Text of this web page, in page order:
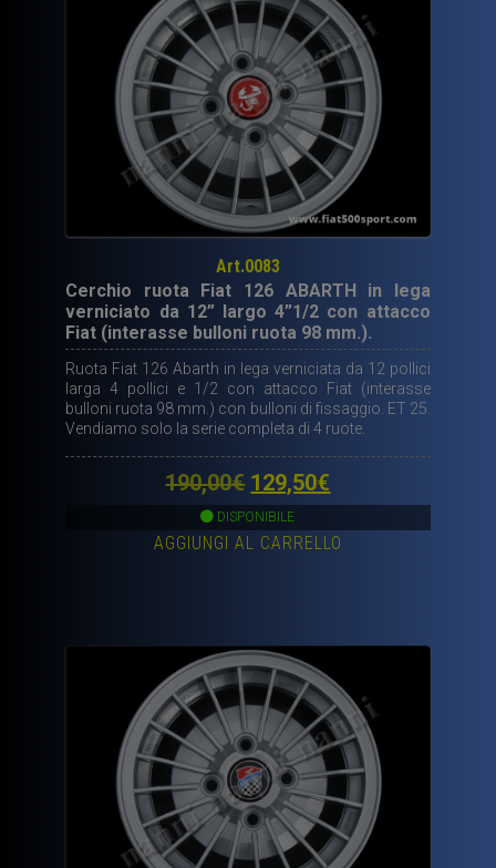
Art.0083
Cerchio ruota Fiat 126 ABARTH in lega
verniciato da 12” largo 4”1/2 con attacco
Fiat (interasse bulloni ruota 98 mm.).
Ruota Fiat 126 Abarth in lega verniciata da 12 pollici
larga 4 pollici e 1/2 con attacco Fiat (interasse
bulloni ruota 98 mm.) con bulloni di fissaggio. ET 25.
Vendiamo solo la serie completa di 4 ruote.
190,00€ Il
prezzo
originale
129,50€
attuale
DISPONIBILE
AGGIUNGI AL CARRELLO